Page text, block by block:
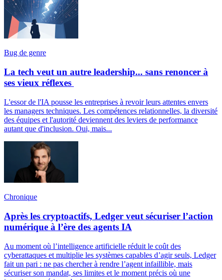
Bug de genre
La tech veut un autre leadership... sans renoncer à
ses vieux réflexes
L'essor de l'IA pousse les entreprises à revoir leurs attentes envers
les managers techniques. Les compétences relationnelles, la diversité
des équipes et l'autorité deviennent des leviers de performance
autant que d'inclusion. Oui, mais...
Chronique
Après les cryptoactifs, Ledger veut sécuriser l’action
numérique à l’ère des agents IA
Au moment où l’intelligence artificielle réduit le coût des
cyberattaques et multiplie les systèmes capables d’agir seuls, Ledger
fait un pari : ne pas chercher à rendre l’agent infaillible, mais
sécuriser son mandat, ses limites et le moment précis où une